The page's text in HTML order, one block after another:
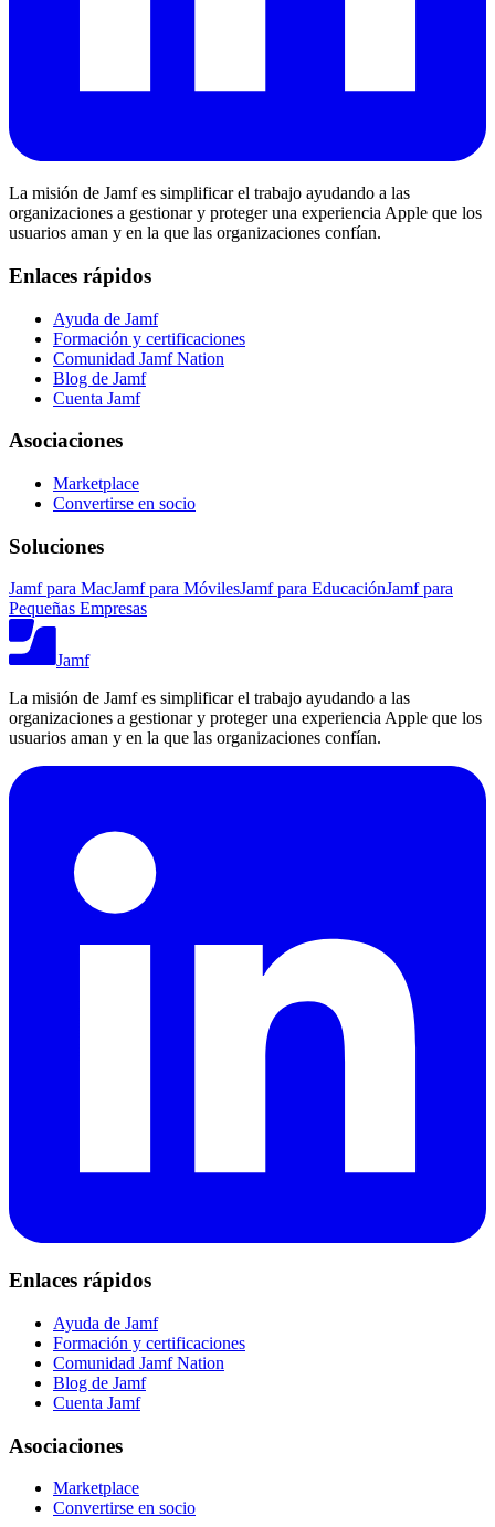
La misión de Jamf es simplificar el trabajo ayudando a las
organizaciones a gestionar y proteger una experiencia Apple que los
usuarios aman y en la que las organizaciones confían.
Enlaces rápidos
Ayuda de Jamf
Formación y certificaciones
Comunidad Jamf Nation
Blog de Jamf
Cuenta Jamf
Asociaciones
Marketplace
Convertirse en socio
Soluciones
Jamf para MacJamf para MóvilesJamf para EducaciónJamf para
Pequeñas Empresas
Jamf
La misión de Jamf es simplificar el trabajo ayudando a las
organizaciones a gestionar y proteger una experiencia Apple que los
usuarios aman y en la que las organizaciones confían.
Enlaces rápidos
Ayuda de Jamf
Formación y certificaciones
Comunidad Jamf Nation
Blog de Jamf
Cuenta Jamf
Asociaciones
Marketplace
Convertirse en socio